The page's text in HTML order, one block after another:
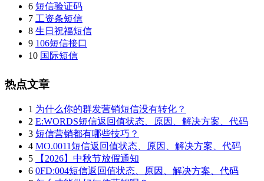
6 短信验证码
7 工资条短信
8 生日祝福短信
9 106短信接口
10 国际短信
热点文章
1 为什么你的群发营销短信没有转化？
2 E:WORDS短信返回值状态、原因、解决方案、代码
3 短信营销都有哪些技巧？
4 MO.0011短信返回值状态、原因、解决方案、代码
5
【2026】中秋节放假通知
6 0FD:004短信返回值状态、原因、解决方案、代码